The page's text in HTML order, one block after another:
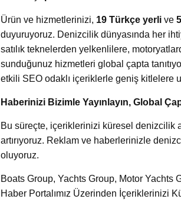
Ürün ve hizmetlerinizi, 19 Türkçe yerli ve
duyuruyoruz. Denizcilik dünyasında her
satılık teknelerden yelkenlilere,
sunduğunuz hizmetleri global çapta
etkili SEO odaklı içeriklerle geniş kitlelere
Haberinizi Bizimle Yayınlayın, Global
Bu süreçte, içeriklerinizi küresel denizcilik
artırıyoruz. Reklam ve haberlerinizle
oluyoruz.
Boats Group, Yachts Group, Motor Yachts
Haber Portalımız Üzerinden İçeriklerinizi